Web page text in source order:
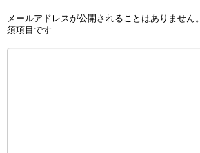
メールアドレスが公開されることはありません。
須項目です